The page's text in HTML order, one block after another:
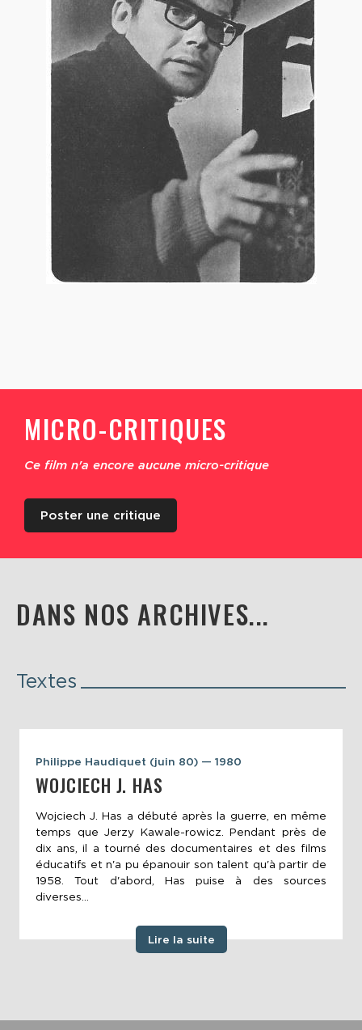
MICRO-CRITIQUES
Ce film n'a encore aucune micro-critique
Poster une critique
DANS NOS ARCHIVES...
Textes
Philippe Haudiquet (juin 80) — 1980
WOJCIECH J. HAS
Wojciech J. Has a débuté après la guerre, en même
temps que Jerzy Kawale-rowicz. Pendant près de
dix ans, il a tourné des documentaires et des films
éducatifs et n'a pu épanouir son talent qu'à partir de
1958. Tout d'abord, Has puise à des sources
diverses...
Lire la suite